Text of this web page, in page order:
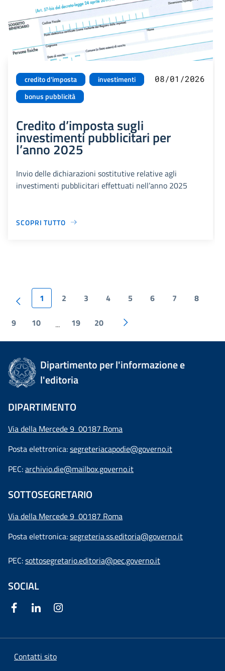
credito d'imposta
investimenti
bonus pubblicità
08/01/2026
Credito d’imposta sugli
investimenti pubblicitari per
l’anno 2025
Invio delle dichiarazioni sostitutive relative agli
investimenti pubblicitari effettuati nell’anno 2025
SCOPRI TUTTO
1 2 3 4 5 6 7 8
9 10 ... 19 20
Dipartimento per l'informazione e
l'editoria
DIPARTIMENTO
Via della Mercede 9 00187 Roma
Posta elettronica:segreteriacapodie@governo.it
PEC:archivio.die@mailbox.governo.it
SOTTOSEGRETARIO
Via della Mercede 9 00187 Roma
Posta elettronica:segreteria.ss.editoria@governo.it
PEC:sottosegretario.editoria@pec.governo.it
SOCIAL
Contatti sito